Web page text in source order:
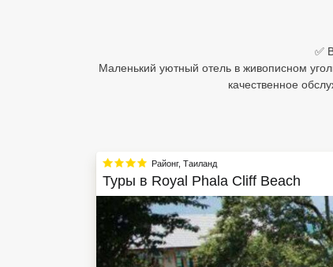
✅
Маленький уютный отель в живописном
качественное
Районг, Таиланд
Туры в Royal Phala Cliff Beach
Северный Гоа